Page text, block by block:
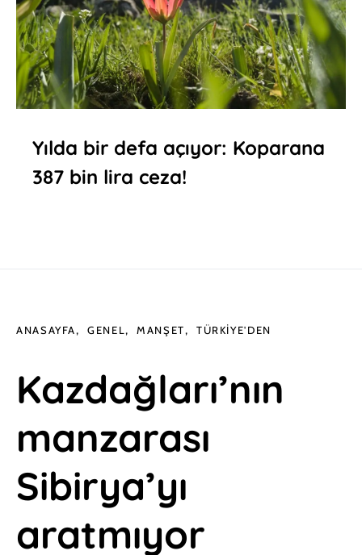
Yılda bir defa açıyor: Koparana
387 bin lira ceza!
ANASAYFA GENEL MANŞET TÜRKIYE'DEN
Kazdağları’nın
manzarası
Sibirya’yı
aratmıyor